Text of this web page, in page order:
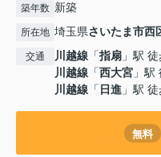
築年数 新築
所在地 埼玉県さいたま市西
交通 川越線 「指扇 」駅
川越線 「西大宮 」駅
川越線 「 日進 」駅
無料